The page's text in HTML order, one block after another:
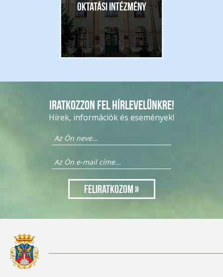
Oktatási intézmény
Iratkozzon fel hírlevelünkre!
Hírek, információk és események!